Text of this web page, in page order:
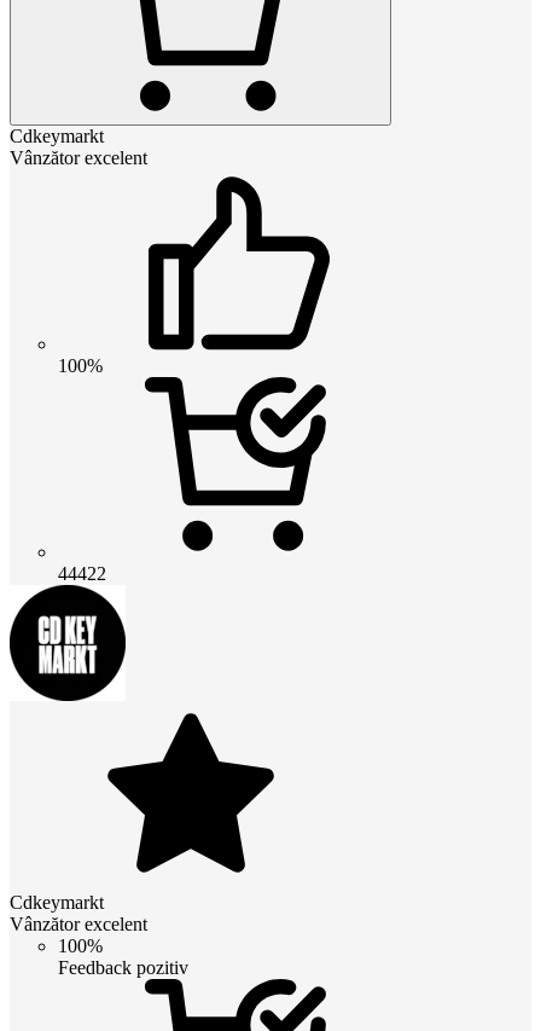
Cdkeymarkt
Vânzător excelent
100%
44422
Cdkeymarkt
Vânzător excelent
100%
Feedback pozitiv